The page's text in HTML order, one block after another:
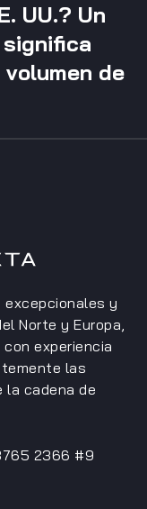
UU.? Un
significa
de
y
Norte y Europa,
experiencia
las
cadena de
2366 #9